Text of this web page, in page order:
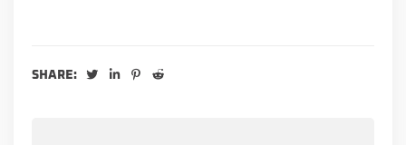
SHARE: